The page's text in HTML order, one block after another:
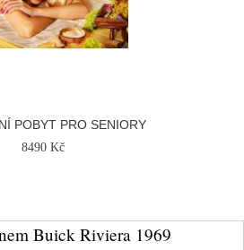
POBYT PRO SENIORY
8490 Kč
Buick Riviera 1969